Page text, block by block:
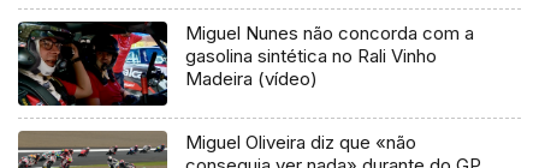
Miguel Nunes não concorda com a
gasolina sintética no Rali Vinho
Madeira (vídeo)
Miguel Oliveira diz que «não